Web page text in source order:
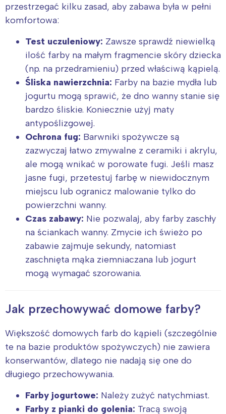
przestrzegać kilku zasad, aby zabawa była w pełni
komfortowa:
Test uczuleniowy: Zawsze sprawdź niewielką
ilość farby na małym fragmencie skóry dziecka
(np. na przedramieniu) przed właściwą kąpielą.
Śliska nawierzchnia: Farby na bazie mydła lub
jogurtu mogą sprawić, że dno wanny stanie się
bardzo śliskie. Koniecznie użyj maty
antypoślizgowej.
Ochrona fug: Barwniki spożywcze są
zazwyczaj łatwo zmywalne z ceramiki i akrylu,
ale mogą wnikać w porowate fugi. Jeśli masz
jasne fugi, przetestuj farbę w niewidocznym
miejscu lub ogranicz malowanie tylko do
powierzchni wanny.
Czas zabawy: Nie pozwalaj, aby farby zaschły
na ściankach wanny. Zmycie ich świeżo po
zabawie zajmuje sekundy, natomiast
zaschnięta mąka ziemniaczana lub jogurt
mogą wymagać szorowania.
Jak przechowywać domowe farby?
Większość domowych farb do kąpieli (szczególnie
te na bazie produktów spożywczych) nie zawiera
konserwantów, dlatego nie nadają się one do
długiego przechowywania.
Farby jogurtowe: Należy zużyć natychmiast.
Farby z pianki do golenia: Tracą swoją